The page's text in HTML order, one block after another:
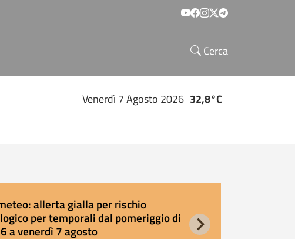
Social menu
Cerca
Venerdì 7 Agosto 2026 32,8°C
allerta gialla per rischio
per temporali dal pomeriggio di
a venerdì 7 agosto